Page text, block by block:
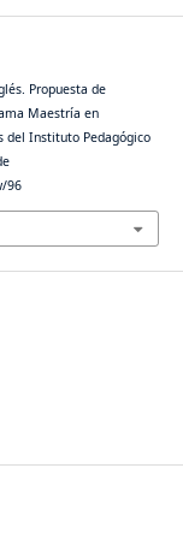
Propuesta de
Maestría en
del Instituto Pedagógico
96